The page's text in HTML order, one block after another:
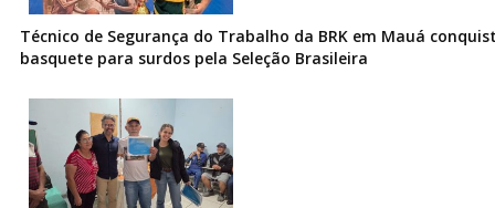
Técnico de Segurança do Trabalho da BRK em Mauá
basquete para surdos pela Seleção Brasileira